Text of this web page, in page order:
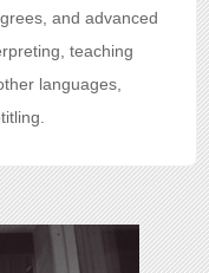
and advanced
teaching
languages,